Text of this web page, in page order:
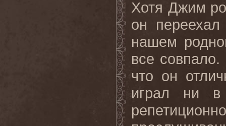
Хотя Джим
он
нашем
все
что он
играл ни в